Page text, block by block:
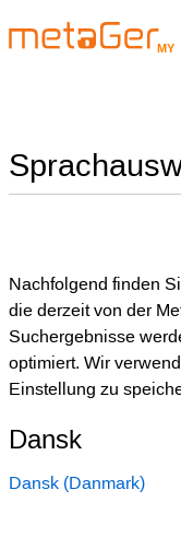
MY
Nachfolgend finden
die derzeit von der
Suchergebnisse
optimiert. Wir
Einstellung zu
Dansk
Dansk (Danmark)